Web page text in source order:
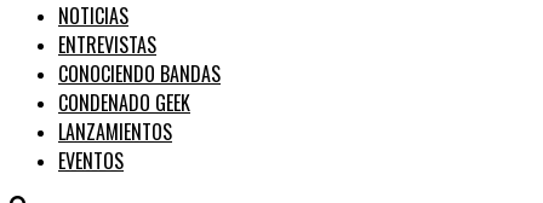
NOTICIAS
ENTREVISTAS
CONOCIENDO BANDAS
CONDENADO GEEK
LANZAMIENTOS
EVENTOS